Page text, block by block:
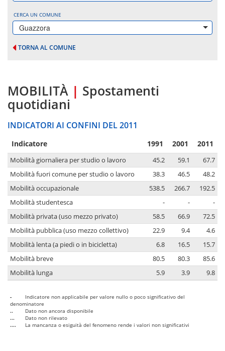
CERCA UN COMUNE
Guazzora
TORNA AL COMUNE
MOBILITÀ | Spostamenti
quotidiani
INDICATORI AI CONFINI DEL 2011
Indicatore 1991 2001 2011
Mobilità giornaliera per studio o lavoro 45.2 59.1
67.7
Mobilità fuori comune per studio o lavoro
38.3 46.5
48.2
Mobilità occupazionale
538.5 266.7
192.5
Mobilità studentesca
- -
-
Mobilità privata (uso mezzo privato)
58.5 66.9
72.5
Mobilità pubblica (uso mezzo collettivo)
22.9 9.4
4.6
Mobilità lenta (a piedi o in bicicletta)
6.8 16.5
15.7
Mobilità breve
80.5 80.3
85.6
Mobilità lunga
5.9 3.9 9.8
-
Indicatore non applicabile per valore nullo o poco significativo del
denominatore
..
Dato non ancora disponibile
...
Dato non rilevato
....
La mancanza o esiguità del fenomeno rende i valori non significativi